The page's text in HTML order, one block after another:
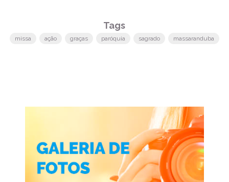
Tags
missa ação graças paróquia sagrado massaranduba